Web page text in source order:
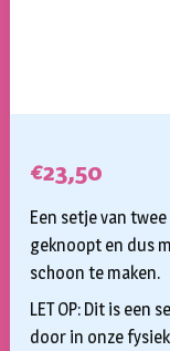
€23,50
Een setje van
geknoopt en dus
schoon te maken.
LET OP: Dit is
door in onze